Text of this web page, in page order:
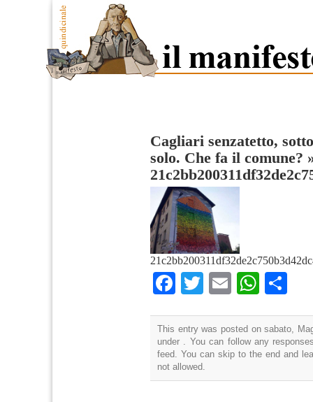
Cagliari senzatetto,
solo. Che fa il comune?
Facebook
TwitterEmail
This entry was posted on sabato,
under . You can follow any
feed. You can skip to the end and
not allowed.